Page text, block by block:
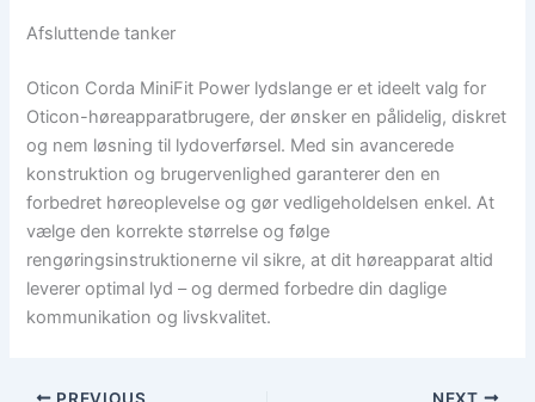
Afsluttende tanker
Oticon Corda MiniFit Power lydslange er et ideelt valg for
Oticon-høreapparatbrugere, der ønsker en pålidelig, diskret
og nem løsning til lydoverførsel. Med sin avancerede
konstruktion og brugervenlighed garanterer den en
forbedret høreoplevelse og gør vedligeholdelsen enkel. At
vælge den korrekte størrelse og følge
rengøringsinstruktionerne vil sikre, at dit høreapparat altid
leverer optimal lyd – og dermed forbedre din daglige
kommunikation og livskvalitet.
PREVIOUS NEXT